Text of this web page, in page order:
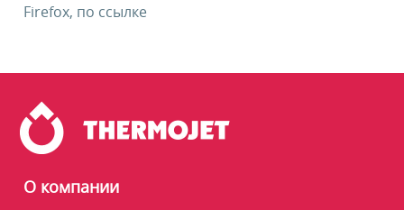
Firefox, по ссылке
О компании